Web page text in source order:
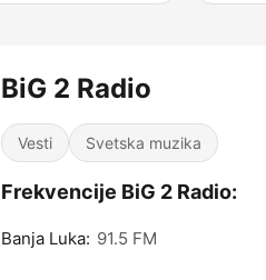
BiG 2 Radio
Vesti Svetska muzika
Frekvencije BiG 2 Radio:
Banja Luka: 91.5 FM